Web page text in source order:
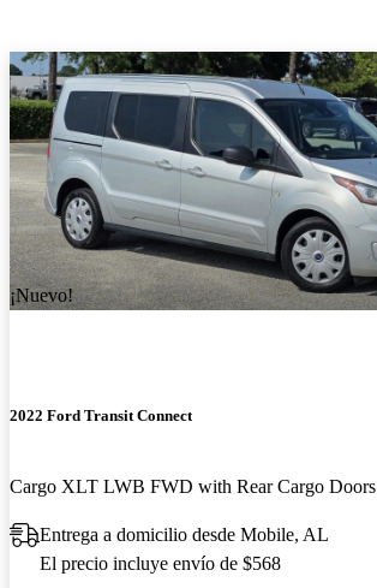
¡Nuevo!
2022 Ford Transit Connect
Cargo XLT LWB FWD with Rear Cargo Doors
Entrega a domicilio desde Mobile, AL
El precio incluye envío de $568